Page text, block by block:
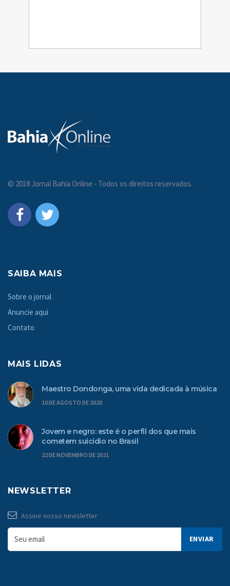
© 2018 Jornal Bahia Online - Todos os direitos reservados.
SAIBA MAIS
Sobre o jornal
Anuncie aqui
Contato
MAIS LIDAS
Maestro Dondonga, uma vida dedicada à música
10 DE AGOSTO DE 2020
Jovem e negro: este é o perfil dos que mais
cometem suicídio no Brasil
22 DE NOVEMBRO DE 2021
NEWSLETTER
Assine nosso newsletter